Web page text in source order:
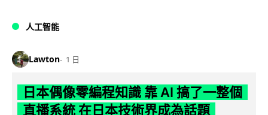
人工智能
Lawton 1 日
日本偶像零編程知識 靠 AI 搞了一整個
直播系統 在日本技術界成為話題